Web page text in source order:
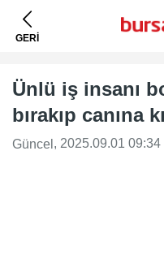
GERİ
Ünlü iş insanı
bırakıp canına
Güncel , 2025.09.01 09:34